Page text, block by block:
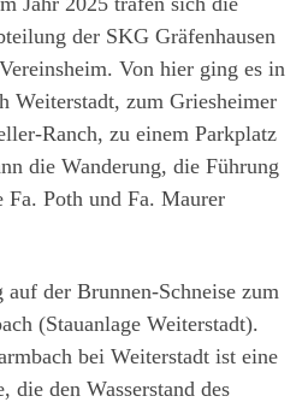
der SKG Gräfenhausen
Von hier ging es in
Weiterstadt, zum Griesheimer
Ranch, zu einem Parkplatz
die Wanderung, die Führung
Fa. Poth und Fa. Maurer
der Brunnen-Schneise zum
(Stauanlage Weiterstadt).
bei Weiterstadt ist eine
die den Wasserstand des